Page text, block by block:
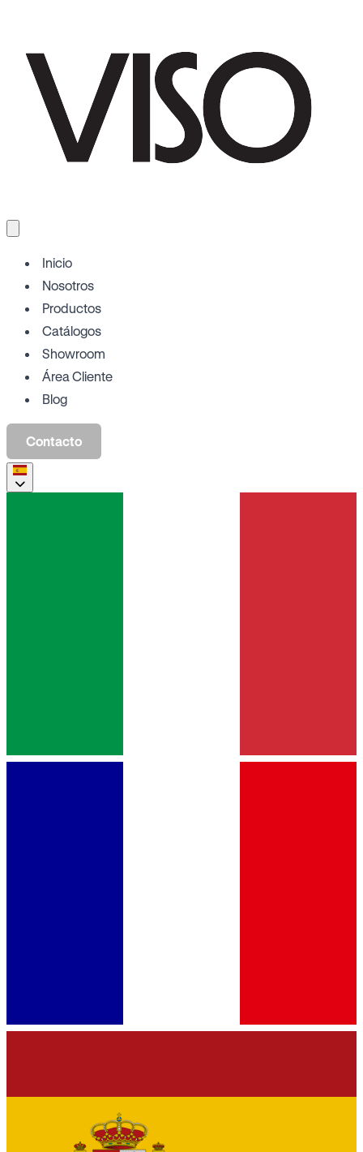
Inicio
Nosotros
Productos
Catálogos
Showroom
Área Cliente
Blog
Contacto